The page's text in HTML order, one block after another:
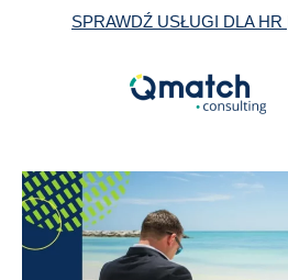
SPRAWDŹ USŁUGI DLA
Jak
uniezależnić
od